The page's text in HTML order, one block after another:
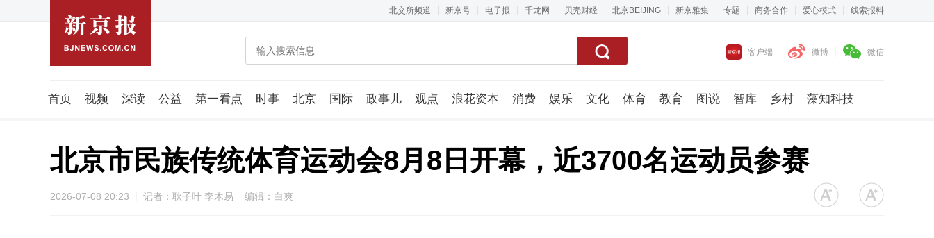
北交所频道 新京号 电子报 千龙网 贝壳财经 北京BEIJING 新京雅集 专题 商务合作 爱心模式 线索报料
客户端 微博 微信
首页 视频 深读 公益 第一看点 时事 北京 国际 政事儿 观点 浪花资本 消费 娱乐 文化 体育 教育 图说 智库 乡村 藻知科技
北京市民族传统体育运动会8月8日开幕，近3700名运动员参赛
2026-07-08 20:23 记者：耿子叶 李木易 编辑：白爽